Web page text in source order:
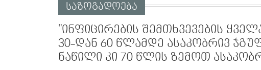
საზოგადოება
"ინფიცირების შემთხვევების
30-დან 60 წლამდე ასაკობრივ
ნაწილი კი 70 წლის ზემოთ